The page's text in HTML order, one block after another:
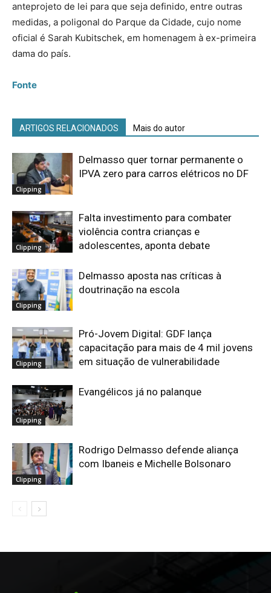
anteprojeto de lei para que seja definido, entre outras
medidas, a poligonal do Parque da Cidade, cujo nome
oficial é Sarah Kubitschek, em homenagem à ex-primeira
dama do país.
Fonte
ARTIGOS RELACIONADOS Mais do autor
Clipping
Delmasso quer tornar permanente o
IPVA zero para carros elétricos no DF
Clipping
Falta investimento para combater
violência contra crianças e
adolescentes, aponta debate
Clipping
Delmasso aposta nas críticas à
doutrinação na escola
Clipping
Pró-Jovem Digital: GDF lança
capacitação para mais de 4 mil jovens
em situação de vulnerabilidade
Clipping
Evangélicos já no palanque
Clipping
Rodrigo Delmasso defende aliança
com Ibaneis e Michelle Bolsonaro